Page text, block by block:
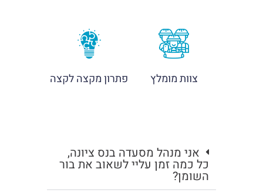
צוות מומלץ פתרון מקצה לקצה
אני מנהל מסעדה בנס ציונה,
כל כמה זמן עליי לשאוב את בור
השומן?